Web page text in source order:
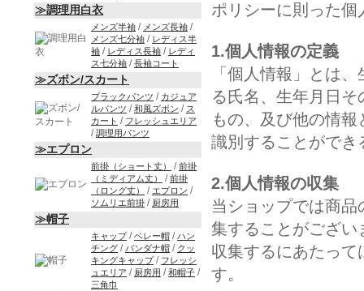
ポリシーに則った
1.個人情報の定義
「個人情報」とは
る氏名、生年月日
もの、及び他の情
識別することができ
2.個人情報の収集
当ショップでは商
集することがござい
収集するにあたっ
す。
≫調理用白衣
メンズ半袖 / メンズ長袖 /
メンズ七分袖 / レディス半
袖 / レディス長袖 / レディ
ス七分袖 /長袖コート
≫ズボン/スカート
ブラックパンツ / カジュア
ルパンツ /和風ズボン / ス
カート / フレッシュエリア
/調理用パンツ
≫エプロン
前掛（ショート丈） /前掛
（ミディアム丈）
/前掛
（ロング丈）
/ エプロン /
ソムリエ前掛 / 厨房用
≫帽子
キャップ/ベレー帽 /ハン
チング / バンダナ帽 / クッ
キングキャップ/ フレッシ
ュエリア / 厨房用 /和帽子 /
三角巾